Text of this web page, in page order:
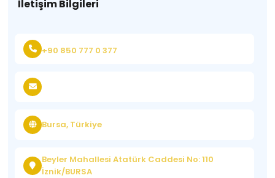
İletişim Bilgileri
+90 850 777 0 377
Bursa, Türkiye
Beyler Mahallesi Atatürk Caddesi No: 110
İznik/BURSA